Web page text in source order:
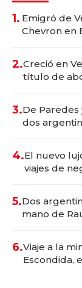
1. Emigró de
Chevron en
2.Creció en
título de
3.De Paredes
dos
4.El nuevo
viajes de
5.Dos
mano de
6.Viaje a la
Escondida,